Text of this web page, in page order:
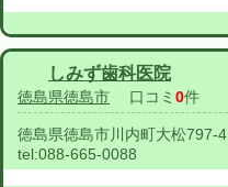
しみず歯科医院
徳島県徳島市 口コミ 0件
徳島県徳島市川内町大松797-4
tel:088-665-0088